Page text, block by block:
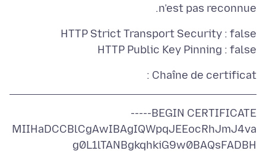
n’est pas reconnue.
HTTP Public Key Pinning : false
Chaîne de certificat :
BEGIN CERTIFICATE-----
MIIHaDCCBlCgAwIBAgIQWpqJEEocRhJmJ4va